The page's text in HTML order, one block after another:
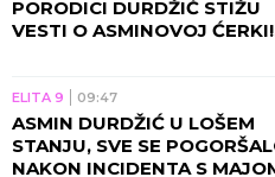
PORODICI DURDŽIĆ STIŽU
VESTI O ASMINOVOJ ĆERKI!
ELITA 9 09:47
ASMIN DURDŽIĆ U LOŠEM
STANJU, SVE SE
NAKON INCIDENTA S